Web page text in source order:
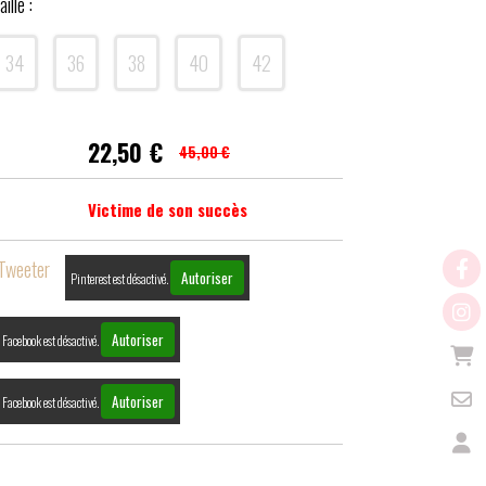
34 36 38 40 42
22,50 € 45,00 €
Victime de son succès
Pinterest est désactivé. Autoriser
Facebook est désactivé. Autoriser
Facebook est désactivé. Autoriser